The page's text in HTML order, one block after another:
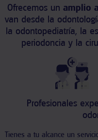
Ofrecemos un amplio
van desde la
la odontopediatría, la
periodoncia y la
Profesionales
Tienes a tu alcance un